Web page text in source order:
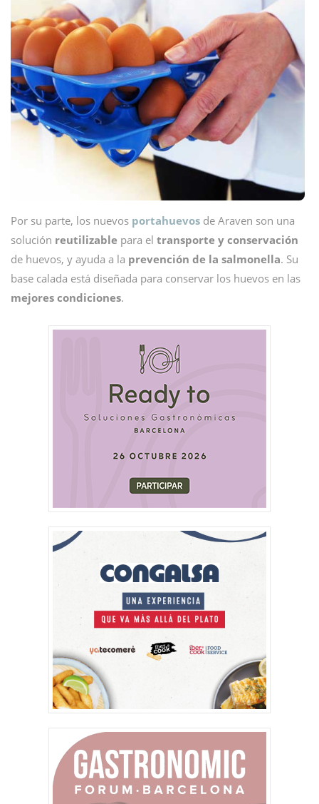
Por su parte, los nuevos portahuevos de Araven son una
solución reutilizable para el transporte y conservación
de huevos, y ayuda a la prevención de la salmonella. Su
base calada está diseñada para conservar los huevos en las
mejores condiciones.